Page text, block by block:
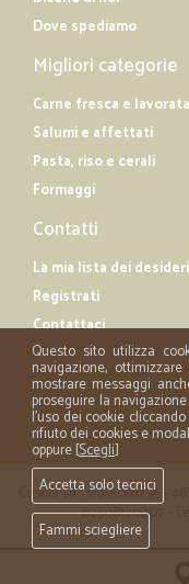
Dove spediamo
Migliori categorie
Carne fresca e lavorata
Salumi e affettati
Pasta, riso e cerali
Formaggi
Contatti
La mia lista dei desideri
Registrati
Contattaci
Cicalia srl - via Acerbi 35 -
02508120207 -
Questo sito utilizza
navigazione,
mostrare messaggi
proseguire la
l'uso dei cookie
rifiuto dei cookies e
oppure [Scegli]
Accetta solo tecnici
Fammi sciegliere